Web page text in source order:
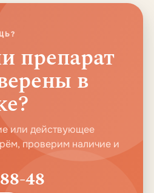
препарат
в
или действующее
проверим наличие и
48